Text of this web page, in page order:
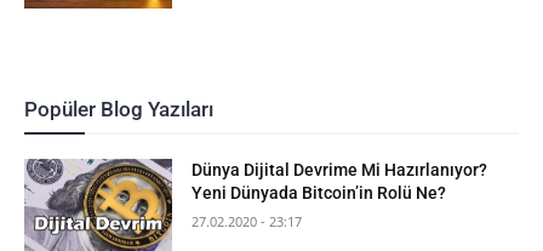
Popüler Blog Yazıları
Dünya Dijital Devrime Mi Hazırlanıyor?
Yeni Dünyada Bitcoin’in Rolü Ne?
27.02.2020 - 23:17